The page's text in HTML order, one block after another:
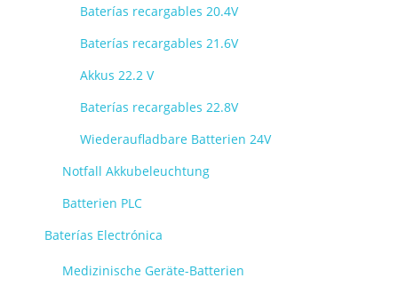
Baterías recargables 20.4V
Baterías recargables 21.6V
Akkus 22.2 V
Baterías recargables 22.8V
Wiederaufladbare Batterien 24V
Notfall Akkubeleuchtung
Batterien PLC
Baterías Electrónica
Medizinische Geräte-Batterien